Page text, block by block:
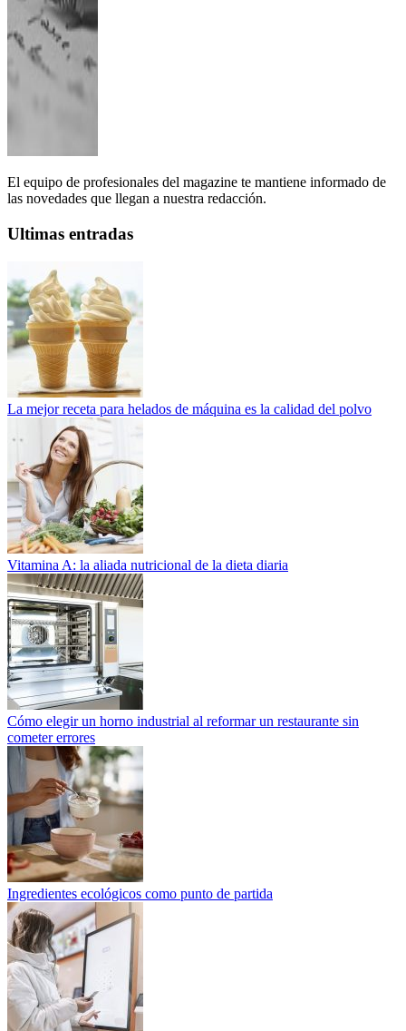
El equipo de profesionales del magazine te mantiene informado de
las novedades que llegan a nuestra redacción.
Ultimas entradas
La mejor receta para helados de máquina es la calidad del polvo
Vitamina A: la aliada nutricional de la dieta diaria
Cómo elegir un horno industrial al reformar un restaurante sin
cometer errores
Ingredientes ecológicos como punto de partida